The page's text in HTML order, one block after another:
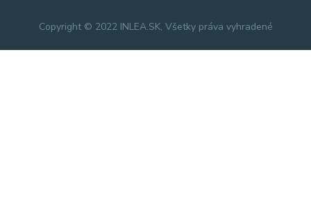
Copyright © 2022 INLEA.SK, Všetky práva vyhradené